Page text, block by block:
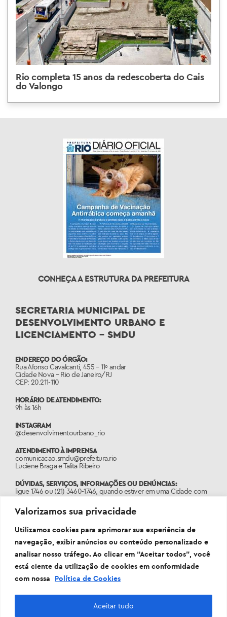
Valorizamos sua privacidade
Utilizamos cookies para aprimorar sua experiência de
navegação, exibir anúncios ou conteúdo personalizado e
analisar nosso tráfego. Ao clicar em “Aceitar todos”, você
está ciente da utilização de cookies em conformidade
com nossa
Política de Cookies
Aceitar tudo
Rio completa 15 anos da redescoberta do Cais
do Valongo
CONHEÇA A ESTRUTURA DA PREFEITURA
SECRETARIA MUNICIPAL DE
DESENVOLVIMENTO URBANO E
LICENCIAMENTO – SMDU
ENDEREÇO DO ÓRGÃO:
Rua Afonso Cavalcanti, 455 – 11º andar
Cidade Nova – Rio de Janeiro/RJ
CEP: 20.211-110
HORÁRIO DE ATENDIMENTO:
9h às 16h
INSTAGRAM
@desenvolvimentourbano_rio
ATENDIMENTO À IMPRENSA
comunicacao.smdu@prefeitura.rio
Luciene Braga e Talita Ribeiro
DÚVIDAS, SERVIÇOS, INFORMAÇÕES OU DENÚNCIAS:
ligue 1746 ou (21) 3460-1746, quando estiver em uma Cidade com
o código de área diferente do 21.
PORTAL: